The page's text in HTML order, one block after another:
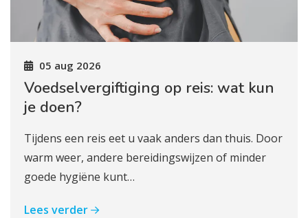
05 aug 2026
Voedselvergiftiging op reis: wat kun
je doen?
Tijdens een reis eet u vaak anders dan thuis. Door
warm weer, andere bereidingswijzen of minder
goede hygiëne kunt…
Lees verder